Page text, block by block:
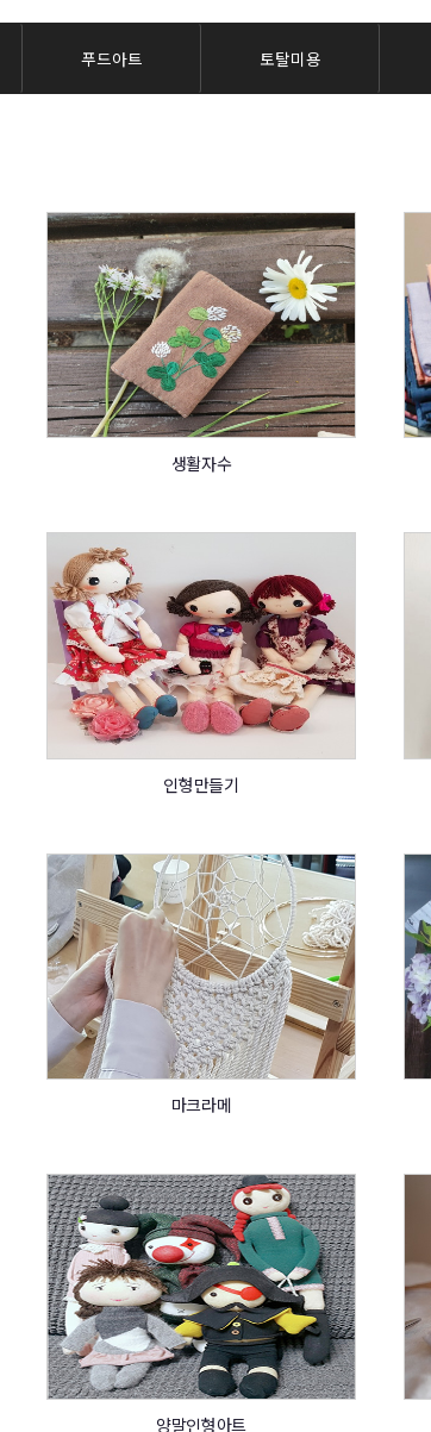
푸드아트 토탈미용
생활자수
인형만들기
마크라메
양말인형아트